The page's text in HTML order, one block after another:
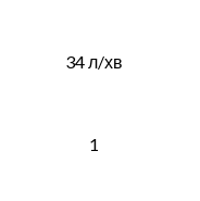
34 л/хв
1